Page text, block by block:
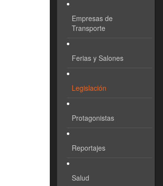
Empresas de
Transporte
Ferias y Salones
Legislación
Protagonistas
Reportajes
Salud